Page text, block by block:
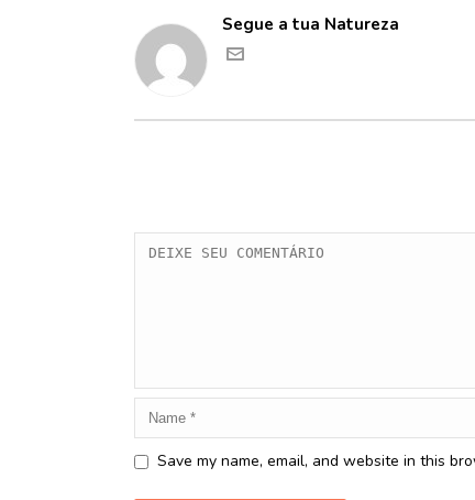
Segue a tua Natureza
Save my name, email, and website in this